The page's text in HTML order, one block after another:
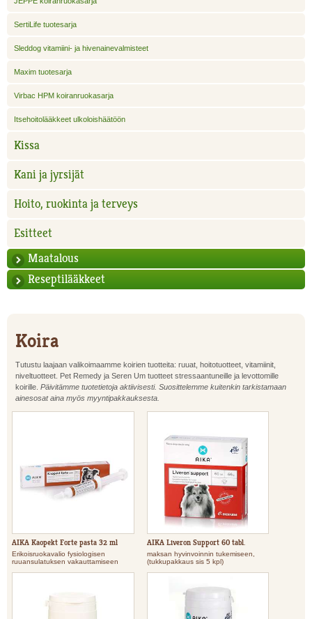
SertiLife tuotesarja
Sleddog vitamiini- ja hivenainevalmisteet
Maxim tuotesarja
Virbac HPM koiranruokasarja
Itsehoitolääkkeet ulkoloishäätöön
Kissa
Kani ja jyrsijät
Hoito, ruokinta ja terveys
Esitteet
Maatalous
Reseptilääkkeet
Koira
Tutustu laajaan valikoimaamme koirien tuotteita: ruuat, hoitotuotteet, vitamiinit,
niveltuotteet. Pet Remedy ja Seren Um tuotteet stressaantuneille ja levottomille
koirille. Päivitämme tuotetietoja aktiivisesti. Suosittelemme kuitenkin tarkistamaan
ainesosat aina myös myyntipakkauksesta.
AIKA Kaopekt Forte pasta 32 ml
Erikoisruokavalio fysiologisen
ruuansulatuksen vakauttamiseen
AIKA Liveron Support 60 tabl.
maksan hyvinvoinnin tukemiseen,
(tukkupakkaus sis 5 kpl)